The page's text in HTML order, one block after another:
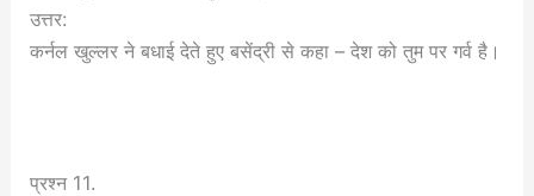
उत्तर:
कर्नल खुल्लर ने बधाई देते हुए बसेंद्री से कहा – देश को तुम पर गर्व है।
प्रश्न 11.